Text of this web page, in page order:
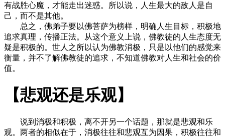
有战胜心魔，才能走出迷惑。所以说，人生最大的敌人是自
己，而不是其他。
总之，佛弟子要以佛菩萨为榜样，明确人生目标，积极地
追求真理，传播正法。从这个意义上说，佛教徒的人生态度无
疑是积极的。世人之所以认为佛教消极，只是以他们的感觉来
衡量，并不了解佛教徒的追求，不知道佛教对人生和社会的价
值。
【悲观还是乐观】
说到消极和积极，离不开另一个话题，那就是悲观和乐
观。两者的相似在于，消极往往和悲观互为因果，积极往往和